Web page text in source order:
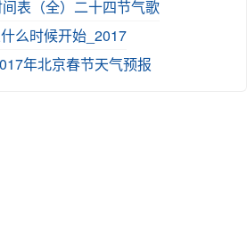
表（全） 二十四节气歌
么时候开始_2017
年北京春节天气预报